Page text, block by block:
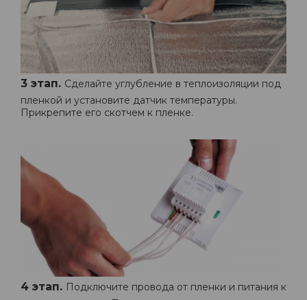
3 этап. Сделайте углубление в теплоизоляции под
пленкой и установите датчик температуры.
Прикрепите его скотчем к пленке.
4 этап. Подключите провода от пленки и питания к